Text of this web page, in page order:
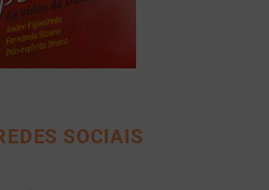
SOCIAIS